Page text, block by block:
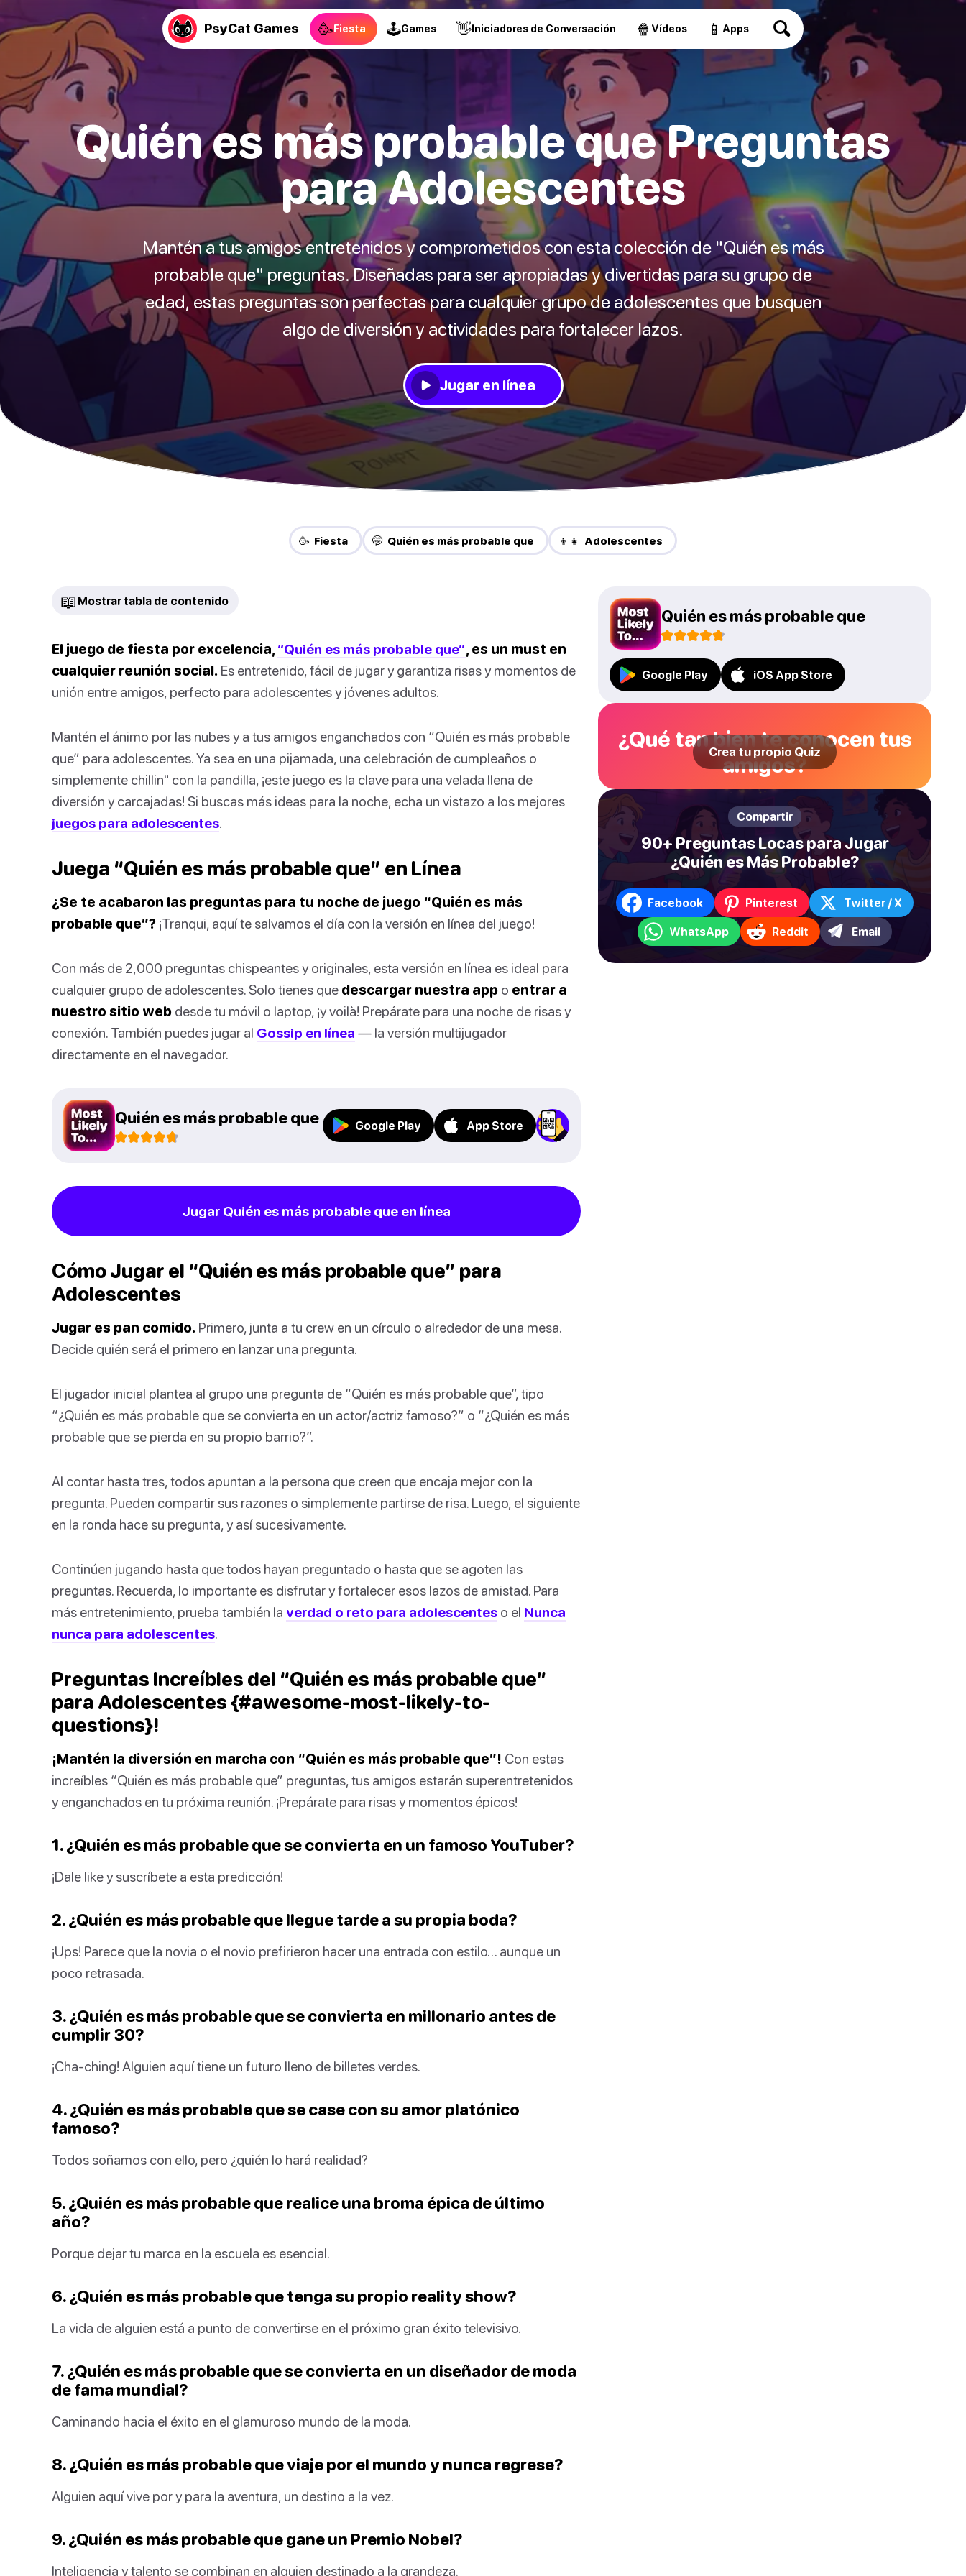
PsyCat Games 🥳Fiesta 🕹Games 👋Iniciadores de Conversación 🍿 Vídeos 📱 Apps
Quién es más probable que Preguntas
para Adolescentes
Mantén a tus amigos entretenidos y comprometidos con esta colección de "Quién es más
probable que" preguntas. Diseñadas para ser apropiadas y divertidas para su grupo de
edad, estas preguntas son perfectas para cualquier grupo de adolescentes que busquen
algo de diversión y actividades para fortalecer lazos.
Jugar en línea
🥳 Fiesta 🤭 Quién es más probable que 👦👧 Adolescentes
📖 Mostrar tabla de contenido
El juego de fiesta por excelencia, “Quién es más probable que”, es un must en
cualquier reunión social. Es entretenido, fácil de jugar y garantiza risas y momentos de
unión entre amigos, perfecto para adolescentes y jóvenes adultos.
Mantén el ánimo por las nubes y a tus amigos enganchados con “Quién es más probable
que” para adolescentes. Ya sea en una pijamada, una celebración de cumpleaños o
simplemente chillin" con la pandilla, ¡este juego es la clave para una velada llena de
diversión y carcajadas! Si buscas más ideas para la noche, echa un vistazo a los mejores
juegos para adolescentes.
Juega “Quién es más probable que” en Línea
¿Se te acabaron las preguntas para tu noche de juego “Quién es más
probable que”? ¡Tranqui, aquí te salvamos el día con la versión en línea del juego!
Con más de 2,000 preguntas chispeantes y originales, esta versión en línea es ideal para
cualquier grupo de adolescentes. Solo tienes que descargar nuestra app o entrar a
nuestro sitio web desde tu móvil o laptop, ¡y voilà! Prepárate para una noche de risas y
conexión. También puedes jugar al Gossip en línea — la versión multijugador
directamente en el navegador.
Quién es más probable que Google Play App Store
Jugar Quién es más probable que en línea
Cómo Jugar el “Quién es más probable que” para
Adolescentes
Jugar es pan comido. Primero, junta a tu crew en un círculo o alrededor de una mesa.
Decide quién será el primero en lanzar una pregunta.
El jugador inicial plantea al grupo una pregunta de “Quién es más probable que”, tipo
“¿Quién es más probable que se convierta en un actor/actriz famoso?” o “¿Quién es más
probable que se pierda en su propio barrio?”.
Al contar hasta tres, todos apuntan a la persona que creen que encaja mejor con la
pregunta. Pueden compartir sus razones o simplemente partirse de risa. Luego, el siguiente
en la ronda hace su pregunta, y así sucesivamente.
Continúen jugando hasta que todos hayan preguntado o hasta que se agoten las
preguntas. Recuerda, lo importante es disfrutar y fortalecer esos lazos de amistad. Para
más entretenimiento, prueba también la verdad o reto para adolescentes o el Nunca
nunca para adolescentes.
Preguntas Increíbles del “Quién es más probable que”
para Adolescentes {#awesome-most-likely-to-
questions}!
¡Mantén la diversión en marcha con “Quién es más probable que”! Con estas
increíbles “Quién es más probable que” preguntas, tus amigos estarán superentretenidos
y enganchados en tu próxima reunión. ¡Prepárate para risas y momentos épicos!
1. ¿Quién es más probable que se convierta en un famoso YouTuber?
¡Dale like y suscríbete a esta predicción!
2. ¿Quién es más probable que llegue tarde a su propia boda?
¡Ups! Parece que la novia o el novio prefirieron hacer una entrada con estilo… aunque un
poco retrasada.
3. ¿Quién es más probable que se convierta en millonario antes de
cumplir 30?
¡Cha-ching! Alguien aquí tiene un futuro lleno de billetes verdes.
4. ¿Quién es más probable que se case con su amor platónico
famoso?
Todos soñamos con ello, pero ¿quién lo hará realidad?
5. ¿Quién es más probable que realice una broma épica de último
año?
Porque dejar tu marca en la escuela es esencial.
6. ¿Quién es más probable que tenga su propio reality show?
La vida de alguien está a punto de convertirse en el próximo gran éxito televisivo.
7. ¿Quién es más probable que se convierta en un diseñador de moda
de fama mundial?
Caminando hacia el éxito en el glamuroso mundo de la moda.
8. ¿Quién es más probable que viaje por el mundo y nunca regrese?
Alguien aquí vive por y para la aventura, un destino a la vez.
9. ¿Quién es más probable que gane un Premio Nobel?
Inteligencia y talento se combinan en alguien destinado a la grandeza.
Quién es más probable que
Google Play iOS App Store
¿Qué tan bien te conocen tus
amigos?
Crea tu propio Quiz
Compartir
90+ Preguntas Locas para Jugar
¿Quién es Más Probable?
Facebook Pinterest Twitter / X
WhatsApp Reddit Email